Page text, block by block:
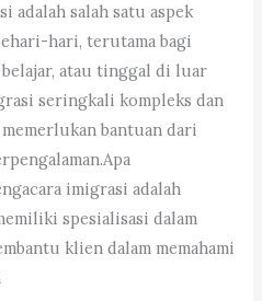
adalah salah satu aspek
hari, terutama bagi
atau tinggal di luar
seringkali kompleks dan
bantuan dari
imigrasi adalah
spesialisasi dalam
klien dalam memahami